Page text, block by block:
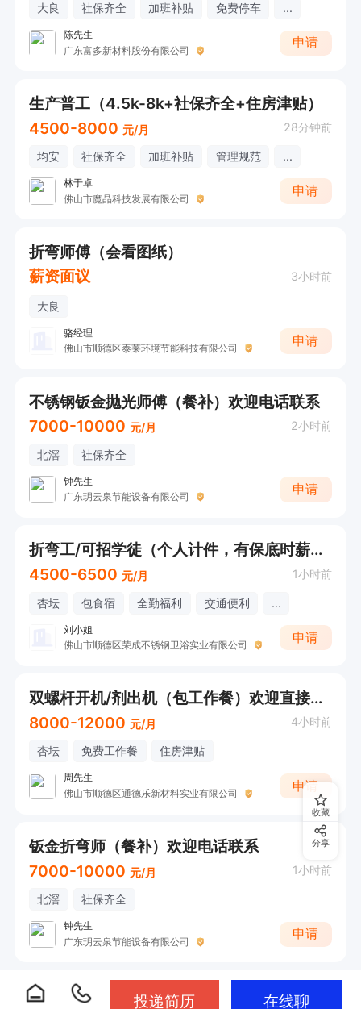
大良 社保齐全 加班补贴 免费停车 ...
陈先生
广东富多新材料股份有限公司
申请
生产普工（4.5k-8k+社保齐全+住房津贴）
4500-8000 元/月 28分钟前
均安 社保齐全 加班补贴 管理规范 ...
林于卓
佛山市魔晶科技发展有限公司
申请
折弯师傅（会看图纸）
薪资面议
3小时前
大良
骆经理
佛山市顺德区泰莱环境节能科技有限公司
申请
不锈钢钣金抛光师傅（餐补）欢迎电话联系
7000-10000 元/月 2小时前
北滘 社保齐全
钟先生
广东玥云泉节能设备有限公司
申请
折弯工/可招学徒（个人计件，有保底时薪，提供食宿）
4500-6500 元/月 1小时前
杏坛 包食宿 全勤福利 交通便利 ...
刘小姐
佛山市顺德区荣成不锈钢卫浴实业有限公司
申请
双螺杆开机/剂出机（包工作餐）欢迎直接电话联系
8000-12000 元/月 4小时前
杏坛 免费工作餐 住房津贴
周先生
佛山市顺德区通德乐新材料实业有限公司
申请
钣金折弯师（餐补）欢迎电话联系
7000-10000 元/月 1小时前
北滘 社保齐全
钟先生
广东玥云泉节能设备有限公司
申请
收藏
分享
投递简历 在线聊